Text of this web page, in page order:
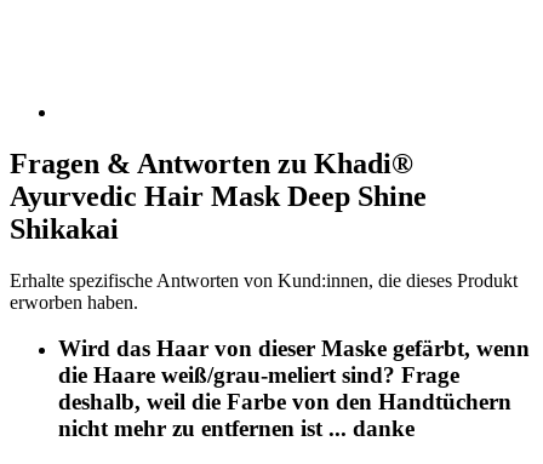
Fragen & Antworten zu Khadi®
Ayurvedic Hair Mask Deep Shine
Shikakai
Erhalte spezifische Antworten von Kund:innen, die dieses Produkt
erworben haben.
Wird das Haar von dieser Maske gefärbt, wenn
die Haare weiß/grau-meliert sind? Frage
deshalb, weil die Farbe von den Handtüchern
nicht mehr zu entfernen ist ... danke